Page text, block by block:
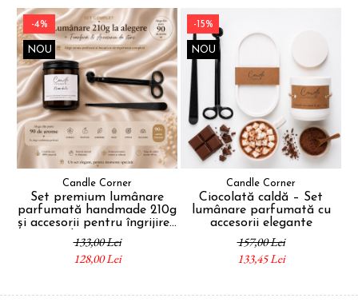
-4%
NOU
Candle Corner
Set premium lumânare
parfumată handmade 210g
și accesorii pentru îngrijirea
lumânării
133,00 Lei
128,00 Lei
-15%
NOU
Candle Corner
Ciocolată caldă – Set
lumânare parfumată cu
accesorii elegante
157,00 Lei
133,45 Lei